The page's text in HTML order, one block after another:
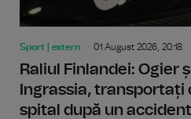
Sport | extern 01 August 2026, 20:18
Raliul Finlandei: Ogier
Ingrassia, transportați
spital după un accident